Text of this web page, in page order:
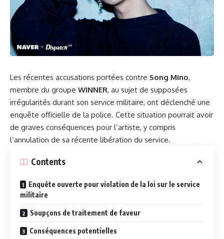
Les récentes accusations portées contre Song Mino,
membre du groupe WINNER, au sujet de supposées
irrégularités durant son service militaire, ont déclenché une
enquête officielle de la police. Cette situation pourrait avoir
de graves conséquences pour l’artiste, y compris
l’annulation de sa récente libération du service.
Contents
Enquête ouverte pour violation de la loi sur le service
militaire
Soupçons de traitement de faveur
Conséquences potentielles